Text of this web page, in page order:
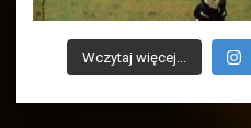
Wczytaj więcej...